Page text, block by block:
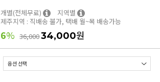
개별(전체무료)
지역별
제주지역 : 직배송 불가, 택배 월~목 배송가능
6% 36,00034,000원